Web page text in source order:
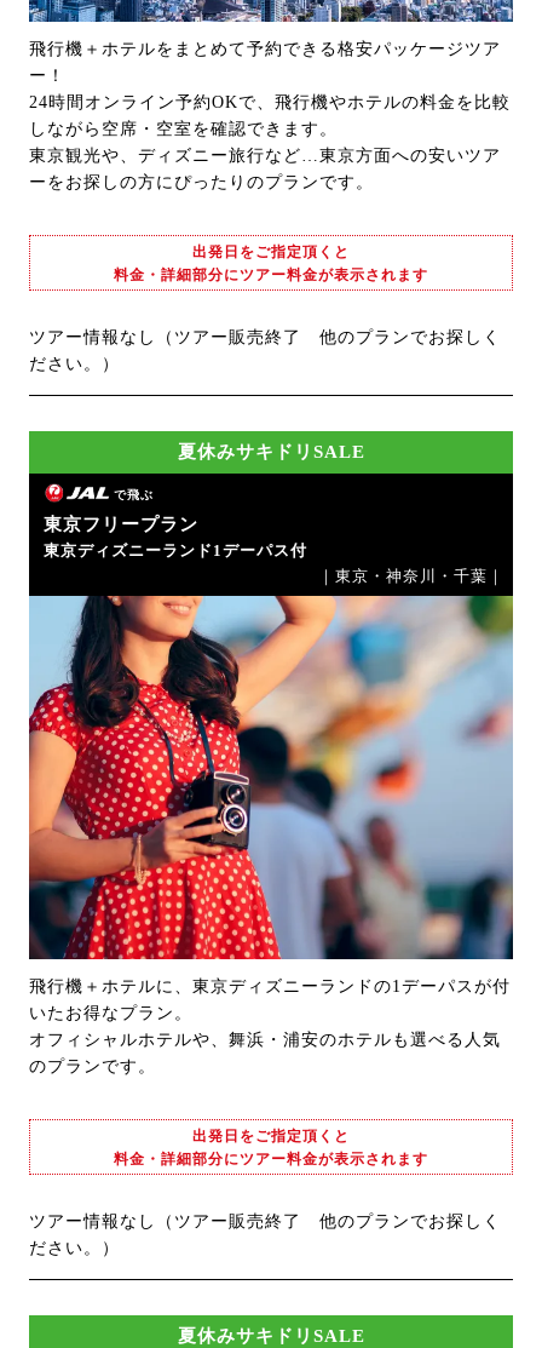
飛行機＋ホテルをまとめて予約できる格安パッケージツア
ー！
24時間オンライン予約OKで、飛行機やホテルの料金を比較
しながら空席・空室を確認できます。
東京観光や、ディズニー旅行など…東京方面への安いツア
ーをお探しの方にぴったりのプランです。
出発日をご指定頂くと
料金・詳細部分にツアー料金が表示されます
ツアー情報なし（ツアー販売終了 他のプランでお探しく
ださい。）
夏休みサキドリSALE
で飛ぶ
東京フリープラン
東京ディズニーランド1デーパス付
｜東京・神奈川・千葉｜
飛行機＋ホテルに、東京ディズニーランドの1デーパスが付
いたお得なプラン。
オフィシャルホテルや、舞浜・浦安のホテルも選べる人気
のプランです。
出発日をご指定頂くと
料金・詳細部分にツアー料金が表示されます
ツアー情報なし（ツアー販売終了 他のプランでお探しく
ださい。）
夏休みサキドリSALE